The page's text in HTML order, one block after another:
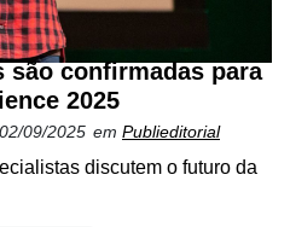
são confirmadas para
2025
02/09/2025 em Publieditorial
discutem o futuro da